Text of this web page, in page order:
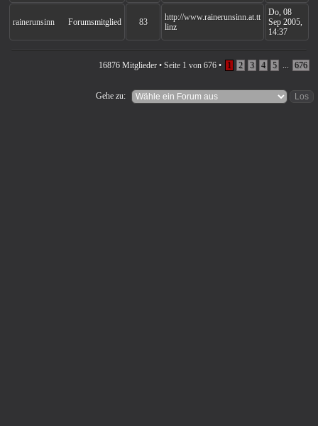
Forumsmitglied
rainerunsinn 83
http://www.rainerunsinn.at.tt
linz
Do, 08
Sep 2005,
14:37
16876 Mitglieder • Seite 1 von 676 • 1 2 3 4 5 ... 676
Gehe zu: